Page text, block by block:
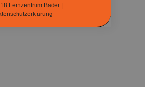
Lernzentrum Bader |